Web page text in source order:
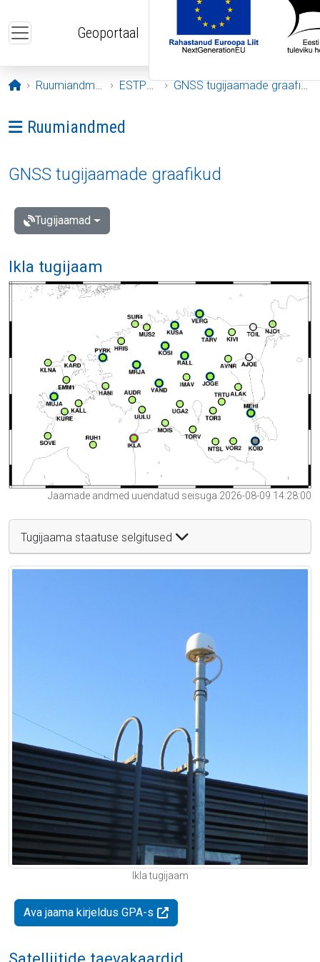
Geoportaal
Avaleht
Ruumiandmed ESTPOS GNSS tugijaamade graafikud
Ava menüü: Ruumiandmed
Ruumiandmed
GNSS tugijaamade graafikud
Tugijaamad
Ikla tugijaam
Jaamade andmed uuendatud seisuga 2026-08-09 14:28:00
Tugijaama staatuse selgitused
Ikla tugijaam
Ava jaama kirjeldus GPA-s
Satelliitide taevakaardid